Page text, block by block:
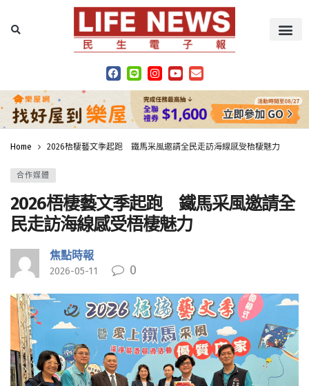
Home 2026梧棲藝文季起跑 鐵馬采風邀請全民走訪海線感受梧棲魅力
合作媒體
2026梧棲藝文季起跑 鐵馬采風邀請全
民走訪海線感受梧棲魅力
焦點時報
2026-05-11 0